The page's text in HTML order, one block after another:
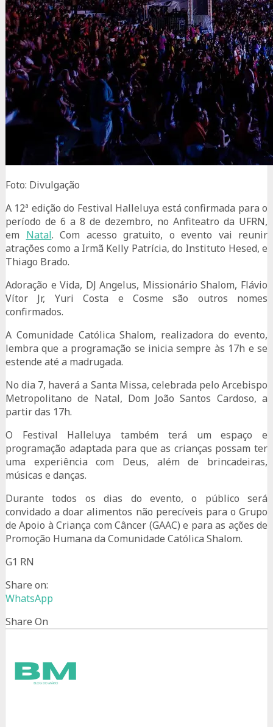
Foto: Divulgação
A 12ª edição do Festival Halleluya está confirmada para o
período de 6 a 8 de dezembro, no Anfiteatro da UFRN,
em Natal. Com acesso gratuito, o evento vai reunir
atrações como a Irmã Kelly Patrícia, do Instituto Hesed, e
Thiago Brado.
Adoração e Vida, DJ Angelus, Missionário Shalom, Flávio
Vítor Jr, Yuri Costa e Cosme são outros nomes
confirmados.
A Comunidade Católica Shalom, realizadora do evento,
lembra que a programação se inicia sempre às 17h e se
estende até a madrugada.
No dia 7, haverá a Santa Missa, celebrada pelo Arcebispo
Metropolitano de Natal, Dom João Santos Cardoso, a
partir das 17h.
O Festival Halleluya também terá um espaço e
programação adaptada para que as crianças possam ter
uma experiência com Deus, além de brincadeiras,
músicas e danças.
Durante todos os dias do evento, o público será
convidado a doar alimentos não perecíveis para o Grupo
de Apoio à Criança com Câncer (GAAC) e para as ações de
Promoção Humana da Comunidade Católica Shalom.
G1 RN
Share on:
WhatsApp
Share On